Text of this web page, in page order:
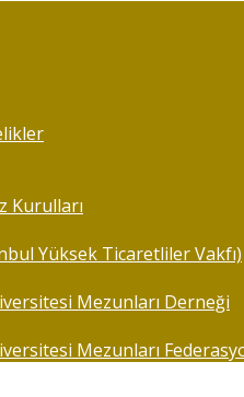
Kurulları
Yüksek Ticaretliler Vakfı)
Mezunları Derneği
Mezunları